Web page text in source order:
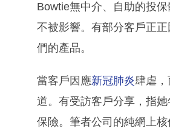
Bowtie無中介、自助的投
不被影響。有部分客戶正
們的產品。
當客戶因應新冠肺炎肆虐
道。有受訪客戶分享，指
保險。筆者公司的純網上